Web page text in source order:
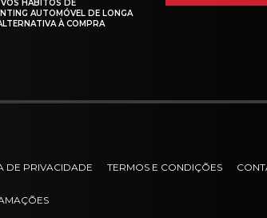
HÁBITOS DE
AUTOMÓVEL DE LONGA
À COMPRA
DE PRIVACIDADE TERMOS E CONDIÇÕES